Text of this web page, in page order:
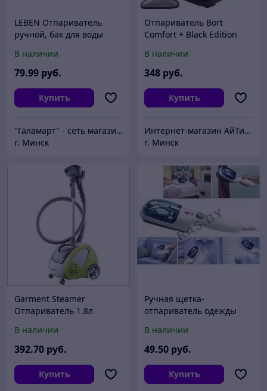
LEBEN Отпариватель
ручной, бак для воды
В наличии
79.99 руб.
Купить
"Галамарт" - сеть магазинов постоянных распродаж
г. Минск
Отпариватель Bort
Comfort + Black Edition
В наличии
348 руб.
Купить
Интернет-магазин АйТиМаркет
г. Минск
Garment Steamer
Отпариватель 1.8л
В наличии
392.70 руб.
Купить
Ручная щетка-
отпариватель одежды
Распродажа. (код.9-40)
В наличии
49.50 руб.
Купить